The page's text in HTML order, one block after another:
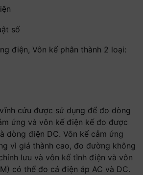
số
điện, Vôn kế phân thành 2 loại:
cửu được sử dụng để đo dòng
ứng và vôn kế điện kế đo được
dòng điện DC. Vôn kế cảm ứng
vì giá thành cao, đo đường không
lưu và vôn kế tĩnh điện và vôn
có thể đo cả điện áp AC và DC.